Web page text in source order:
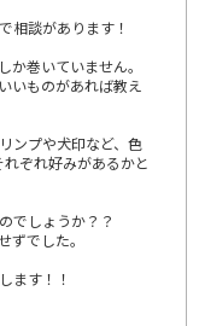
相談があります！
巻いていません。
いものがあれば教え
ンプや犬印など、色
ぞれ好みがあるかと
でしょうか？？
ずでした。
ます！！